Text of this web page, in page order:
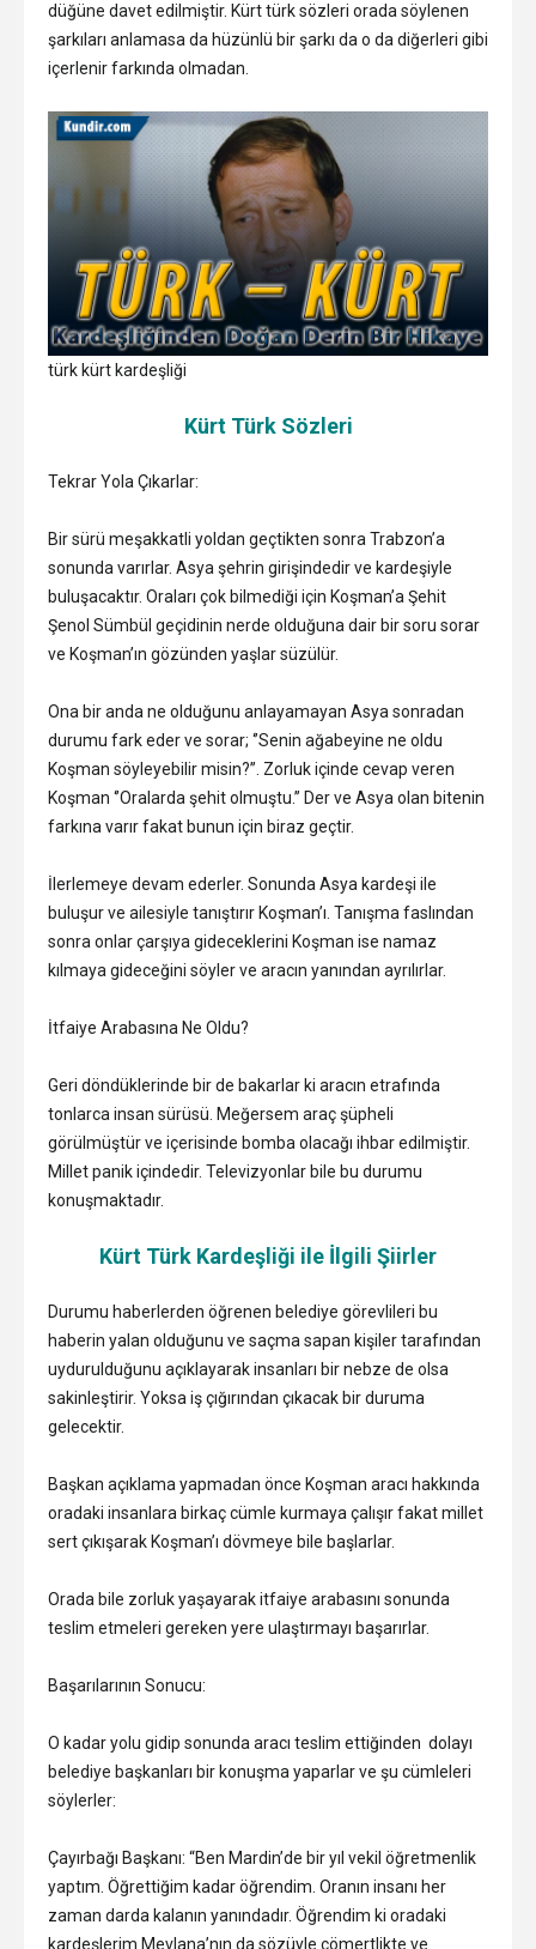
düğüne davet edilmiştir. Kürt türk sözleri orada söylenen
şarkıları anlamasa da hüzünlü bir şarkı da o da diğerleri gibi
içerlenir farkında olmadan.
türk kürt kardeşliği
Kürt Türk Sözleri
Tekrar Yola Çıkarlar:
Bir sürü meşakkatli yoldan geçtikten sonra Trabzon’a
sonunda varırlar. Asya şehrin girişindedir ve kardeşiyle
buluşacaktır. Oraları çok bilmediği için Koşman’a Şehit
Şenol Sümbül geçidinin nerde olduğuna dair bir soru sorar
ve Koşman’ın gözünden yaşlar süzülür.
Ona bir anda ne olduğunu anlayamayan Asya sonradan
durumu fark eder ve sorar; ‘’Senin ağabeyine ne oldu
Koşman söyleyebilir misin?’’. Zorluk içinde cevap veren
Koşman ‘’Oralarda şehit olmuştu.’’ Der ve Asya olan bitenin
farkına varır fakat bunun için biraz geçtir.
İlerlemeye devam ederler. Sonunda Asya kardeşi ile
buluşur ve ailesiyle tanıştırır Koşman’ı. Tanışma faslından
sonra onlar çarşıya gideceklerini Koşman ise namaz
kılmaya gideceğini söyler ve aracın yanından ayrılırlar.
İtfaiye Arabasına Ne Oldu?
Geri döndüklerinde bir de bakarlar ki aracın etrafında
tonlarca insan sürüsü. Meğersem araç şüpheli
görülmüştür ve içerisinde bomba olacağı ihbar edilmiştir.
Millet panik içindedir. Televizyonlar bile bu durumu
konuşmaktadır.
Kürt Türk Kardeşliği ile İlgili Şiirler
Durumu haberlerden öğrenen belediye görevlileri bu
haberin yalan olduğunu ve saçma sapan kişiler tarafından
uydurulduğunu açıklayarak insanları bir nebze de olsa
sakinleştirir. Yoksa iş çığırından çıkacak bir duruma
gelecektir.
Başkan açıklama yapmadan önce Koşman aracı hakkında
oradaki insanlara birkaç cümle kurmaya çalışır fakat millet
sert çıkışarak Koşman’ı dövmeye bile başlarlar.
Orada bile zorluk yaşayarak itfaiye arabasını sonunda
teslim etmeleri gereken yere ulaştırmayı başarırlar.
Başarılarının Sonucu:
O kadar yolu gidip sonunda aracı teslim ettiğinden dolayı
belediye başkanları bir konuşma yaparlar ve şu cümleleri
söylerler:
Çayırbağı Başkanı: “Ben Mardin’de bir yıl vekil öğretmenlik
yaptım. Öğrettiğim kadar öğrendim. Oranın insanı her
zaman darda kalanın yanındadır. Öğrendim ki oradaki
kardeşlerim Mevlana’nın da sözüyle cömertlikte ve